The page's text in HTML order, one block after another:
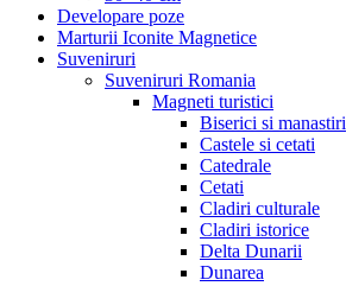
Developare poze
Marturii Iconite Magnetice
Suveniruri
Suveniruri Romania
Magneti turistici
Biserici si manastiri
Castele si cetati
Catedrale
Cetati
Cladiri culturale
Cladiri istorice
Delta Dunarii
Dunarea